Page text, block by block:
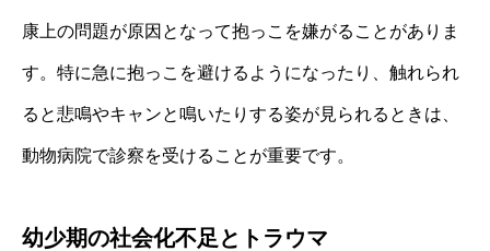
康上の問題が原因となって抱っこを嫌がることがありま
す。特に急に抱っこを避けるようになったり、触れられ
ると悲鳴やキャンと鳴いたりする姿が見られるときは、
動物病院で診察を受けることが重要です。
幼少期の社会化不足とトラウマ